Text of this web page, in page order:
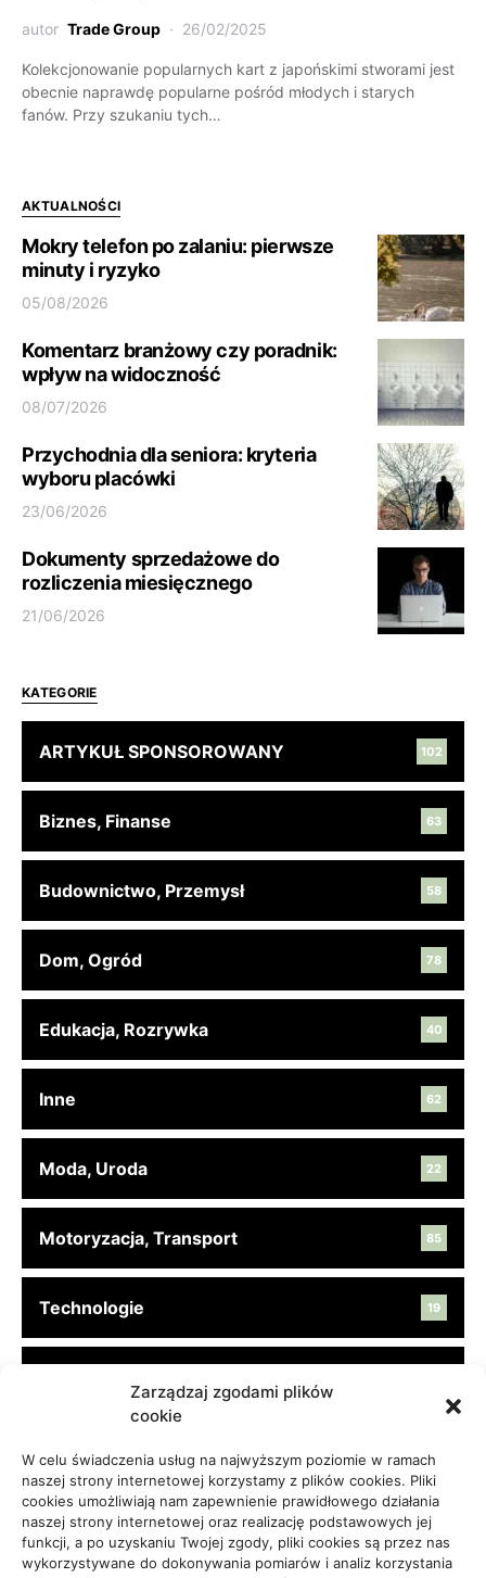
Zarządzaj zgodami plików
cookie
W celu świadczenia usług na najwyższym poziomie w ramach
naszej strony internetowej korzystamy z plików cookies. Pliki
cookies umożliwiają nam zapewnienie prawidłowego działania
naszej strony internetowej oraz realizację podstawowych jej
funkcji, a po uzyskaniu Twojej zgody, pliki cookies są przez nas
wykorzystywane do dokonywania pomiarów i analiz korzystania
autor Trade Group 26/02/2025
Kolekcjonowanie popularnych kart z japońskimi stworami jest
obecnie naprawdę popularne pośród młodych i starych
fanów. Przy szukaniu tych…
AKTUALNOŚCI
Mokry telefon po zalaniu: pierwsze
minuty i ryzyko
05/08/2026
Komentarz branżowy czy poradnik:
wpływ na widoczność
08/07/2026
Przychodnia dla seniora: kryteria
wyboru placówki
23/06/2026
Dokumenty sprzedażowe do
rozliczenia miesięcznego
21/06/2026
KATEGORIE
ARTYKUŁ SPONSOROWANY 102
Biznes, Finanse 63
Budownictwo, Przemysł 58
Dom, Ogród 78
Edukacja, Rozrywka 40
Inne 62
Moda, Uroda 22
Motoryzacja, Transport 85
Technologie 19
Zdrowie, Medycyna 108